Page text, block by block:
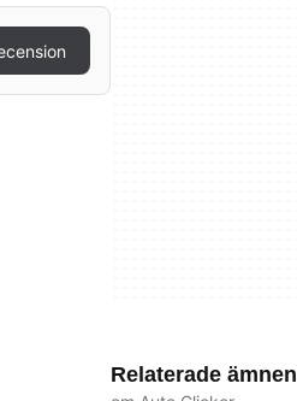
Relaterade ämnen